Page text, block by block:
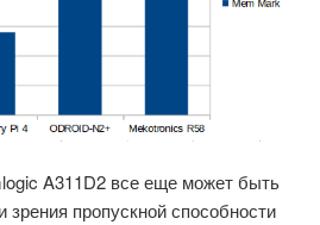
A311D2 все еще может быть
зрения пропускной способности